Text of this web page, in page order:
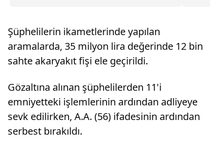
Şüphelilerin ikametlerinde yapılan
aramalarda, 35 milyon lira değerinde 12 bin
sahte akaryakıt fişi ele geçirildi.
Gözaltına alınan şüphelilerden 11'i
emniyetteki işlemlerinin ardından adliyeye
sevk edilirken, A.A. (56) ifadesinin ardından
serbest bırakıldı.